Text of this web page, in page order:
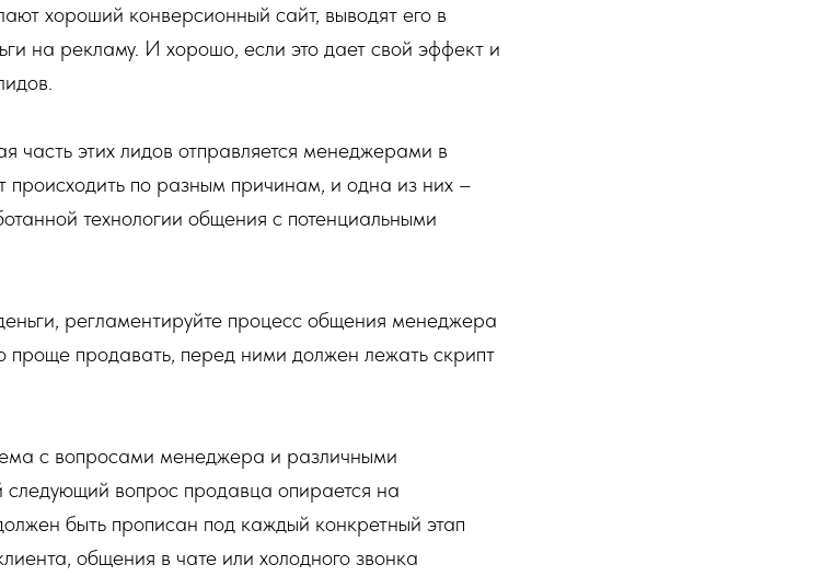
хороший конверсионный сайт, выводят его в
на рекламу. И хорошо, если это дает свой эффект и
часть этих лидов отправляется менеджерами в
по разным причинам, и одна из них –
технологии общения с потенциальными
регламентируйте процесс общения менеджера
продавать, перед ними должен лежать скрипт
с вопросами менеджера и различными
вопрос продавца опирается на
быть прописан под каждый конкретный этап
общения в чате или холодного звонка